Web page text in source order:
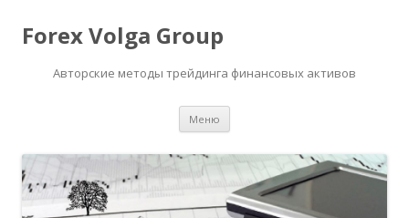
Forex Volga Group
Авторские методы трейдинга финансовых активов
Меню